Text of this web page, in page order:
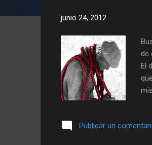
junio 24, 2012
de
El
de
Publicar un